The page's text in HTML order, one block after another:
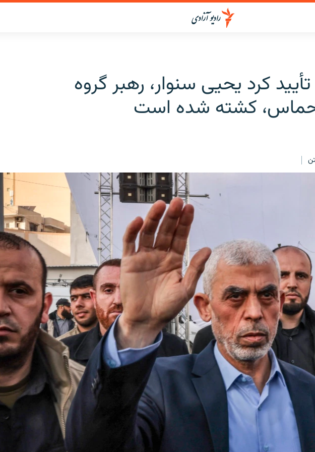
کرد یحیی سنوار، رهبر گروه
حماس، کشته شده است